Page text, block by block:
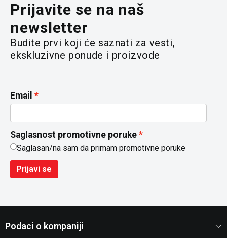
Prijavite se na naš
newsletter
Budite prvi koji će saznati za vesti,
ekskluzivne ponude i proizvode
Email
Saglasnost promotivne poruke
Saglasan/na sam da primam promotivne poruke
Prijavi se
Podaci o kompaniji